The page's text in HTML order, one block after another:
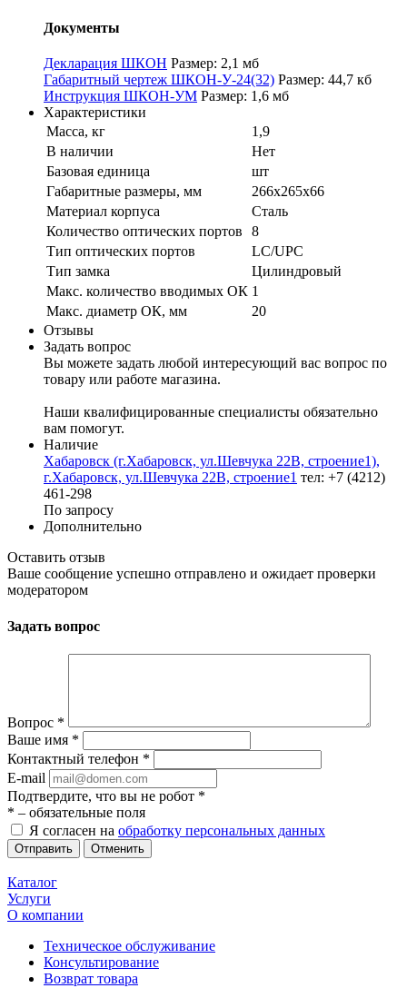
Документы
Декларация ШКОН Размер: 2,1 мб
Габаритный чертеж ШКОН-У-24(32) Размер: 44,7 кб
Инструкция ШКОН-УМ Размер: 1,6 мб
Характеристики
Масса, кг
1,9
В наличии
Нет
Базовая единица
шт
Габаритные размеры, мм
266х265х66
Материал корпуса
Сталь
Количество оптических портов
8
Тип оптических портов
LC/UPC
Тип замка
Цилиндровый
Макс. количество вводимых ОК 1
Макс. диаметр ОК, мм
20
Отзывы
Задать вопрос
Вы можете задать любой интересующий вас вопрос по
товару или работе магазина.
Наши квалифицированные специалисты обязательно
вам помогут.
Наличие
Хабаровск (г.Хабаровск, ул.Шевчука 22В, строение1),
г.Хабаровск, ул.Шевчука 22В, строение1 тел: +7 (4212)
461-298
По запросу
Дополнительно
Оставить отзыв
Ваше сообщение успешно отправлено и ожидает проверки
модератором
Задать вопрос
Вопрос *
Ваше имя *
Контактный телефон *
E-mail
Подтвердите, что вы не робот *
* – обязательные поля
Я согласен на обработку персональных данных
Отменить
Каталог
Услуги
О компании
Техническое обслуживание
Консультирование
Возврат товара